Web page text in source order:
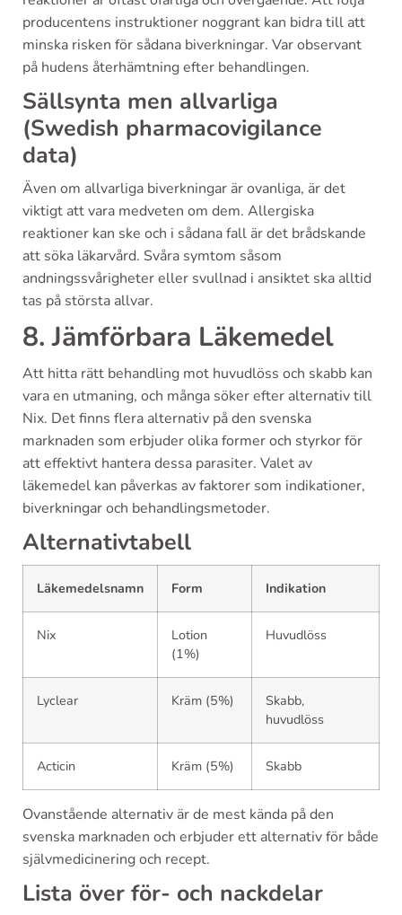
producentens instruktioner noggrant kan bidra till att
minska risken för sådana biverkningar. Var observant
på hudens återhämtning efter behandlingen.
Sällsynta men allvarliga
(Swedish pharmacovigilance
data)
Även om allvarliga biverkningar är ovanliga, är det
viktigt att vara medveten om dem. Allergiska
reaktioner kan ske och i sådana fall är det brådskande
att söka läkarvård. Svåra symtom såsom
andningssvårigheter eller svullnad i ansiktet ska alltid
tas på största allvar.
8. Jämförbara Läkemedel
Att hitta rätt behandling mot huvudlöss och skabb kan
vara en utmaning, och många söker efter alternativ till
Nix. Det finns flera alternativ på den svenska
marknaden som erbjuder olika former och styrkor för
att effektivt hantera dessa parasiter. Valet av
läkemedel kan påverkas av faktorer som indikationer,
biverkningar och behandlingsmetoder.
Alternativtabell
Läkemedelsnamn Form Indikation
Nix
Lotion
(1%)
Huvudlöss
Lyclear Kräm (5%)
Skabb,
huvudlöss
Acticin Kräm (5%) Skabb
Ovanstående alternativ är de mest kända på den
svenska marknaden och erbjuder ett alternativ för både
självmedicinering och recept.
Lista över för- och nackdelar